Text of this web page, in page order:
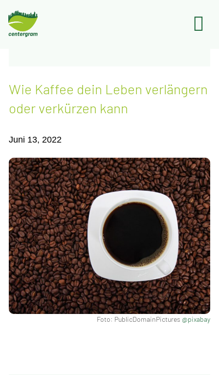
Wie Kaf­fee dein Leben ver­län­gern
oder ver­kür­zen kann
Juni 13, 2022
Foto: PublicDomainPictures @pixabay